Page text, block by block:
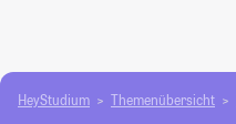
HeyStudium Themenübersicht